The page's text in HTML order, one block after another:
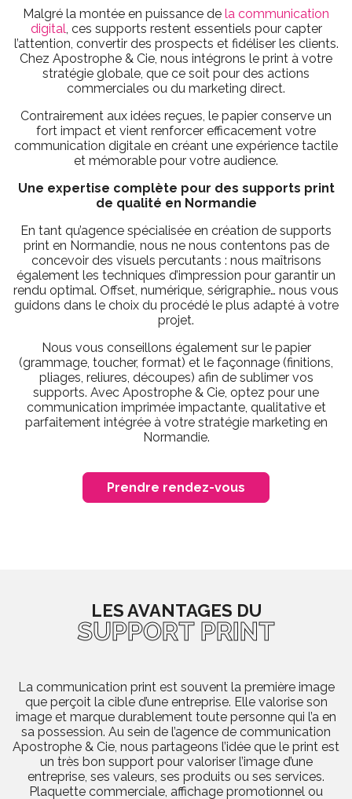
Malgré la montée en puissance de la communication
digital, ces supports restent essentiels pour capter
l’attention, convertir des prospects et fidéliser les clients.
Chez Apostrophe & Cie, nous intégrons le print à votre
stratégie globale, que ce soit pour des actions
commerciales ou du marketing direct.
Contrairement aux idées reçues, le papier conserve un
fort impact et vient renforcer efficacement votre
communication digitale en créant une expérience tactile
et mémorable pour votre audience.
Une expertise complète pour des supports print
de qualité en Normandie
En tant qu’agence spécialisée en création de supports
print en Normandie, nous ne nous contentons pas de
concevoir des visuels percutants : nous maîtrisons
également les techniques d’impression pour garantir un
rendu optimal. Offset, numérique, sérigraphie… nous vous
guidons dans le choix du procédé le plus adapté à votre
projet.
Nous vous conseillons également sur le papier
(grammage, toucher, format) et le façonnage (finitions,
pliages, reliures, découpes) afin de sublimer vos
supports. Avec Apostrophe & Cie, optez pour une
communication imprimée impactante, qualitative et
parfaitement intégrée à votre stratégie marketing en
Normandie.
Prendre rendez-vous
LES AVANTAGES DU
SUPPORT PRINT
La communication print est souvent la première image
que perçoit la cible d’une entreprise. Elle valorise son
image et marque durablement toute personne qui l’a en
sa possession. Au sein de l’agence de communication
Apostrophe & Cie, nous partageons l’idée que le print est
un très bon support pour valoriser l’image d’une
entreprise, ses valeurs, ses produits ou ses services.
Plaquette commerciale, affichage promotionnel ou